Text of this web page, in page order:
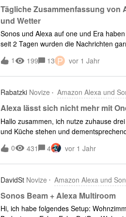
Tägliche Zusammenfassung
und Wetter
Sonos und Alexa auf one und Era
seit 2 Tagen wurden die Nachrichten
funktioniert die Alexa App tadellos und
alle Verknüpfungen von Sonos und
wieder Verbunden, hat funktioniert,
muss man erst den Subwoofer
verknüpfen.Auch hier wird die tägliche
1 199 13 P vor 1 Jahr
Rabatzki Novize Amazon Alexa und
Alexa lässt sich nicht mehr mit
Hallo zusammen, ich nutze zuhause
und Küche stehen und
Alexa als Sprachassistenten benutzt,
Wohnzimmer.Ein Blick in die Sonos App
dies:Aha denke ich mir, Alexa scheint
an:Tja, nun gaukelt mir die App vor,
erneut hinzufügen kann ich es aus
Systemeinstellungen. Unter „Dein
0 431 4 vor 1 Jahr
DavidSt Novize Amazon Alexa und
Sonos Beam + Alexa Multiroom
Hi, ich habe folgendes Setup: